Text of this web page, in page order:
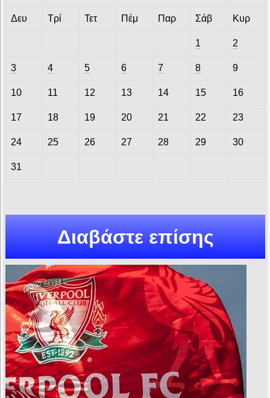
Δευ Τρί Τετ Πέμ Παρ Σάβ Κυρ
1 2
3 4 5 6 7 8 9
10 11 12 13 14 15 16
17 18 19 20 21 22 23
24 25 26 27 28 29 30
31
Διαβάστε επίσης